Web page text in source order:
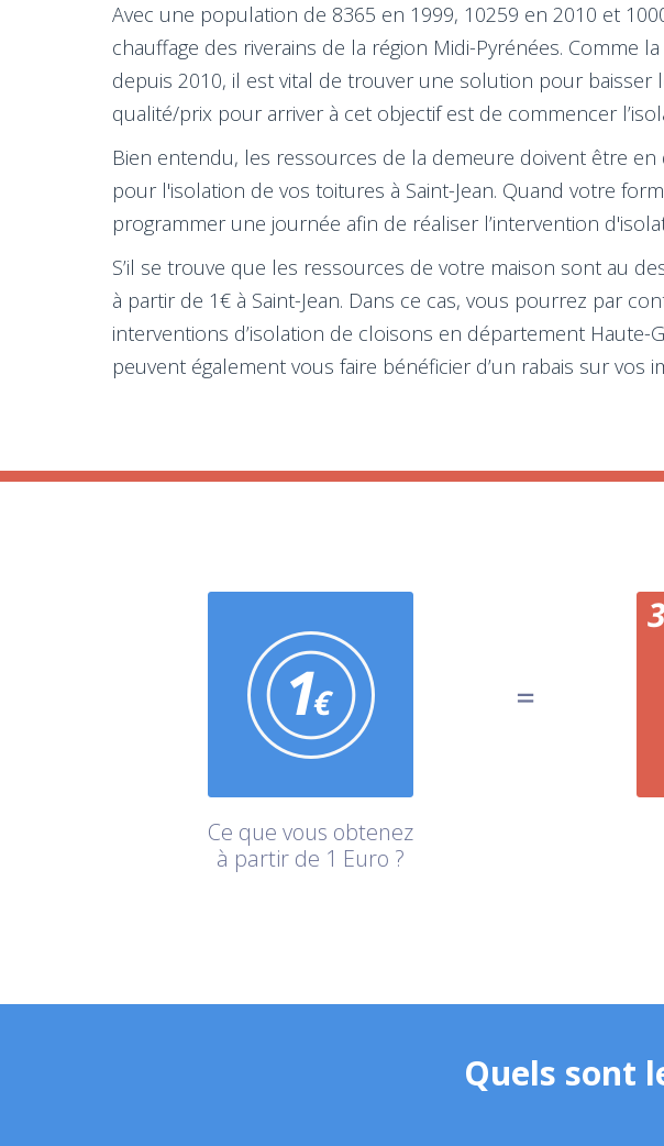
Avec une population de 8365 en 1999, 10259 en 2010 et
chauffage des riverains de la région Midi-Pyrénées. Comme
depuis 2010, il est vital de trouver une solution pour
qualité/prix pour arriver à cet objectif est de commencer
Bien entendu, les ressources de la demeure doivent être
pour l'isolation de vos toitures à Saint-Jean. Quand votre
programmer une journée afin de réaliser l’intervention
S’il se trouve que les ressources de votre maison sont au
à partir de 1€ à Saint-Jean. Dans ce cas, vous pourrez par
interventions d’isolation de cloisons en département
peuvent également vous faire bénéficier d’un rabais sur
Ce que vous obtenez
à partir de 1 Euro ?
Quels sont